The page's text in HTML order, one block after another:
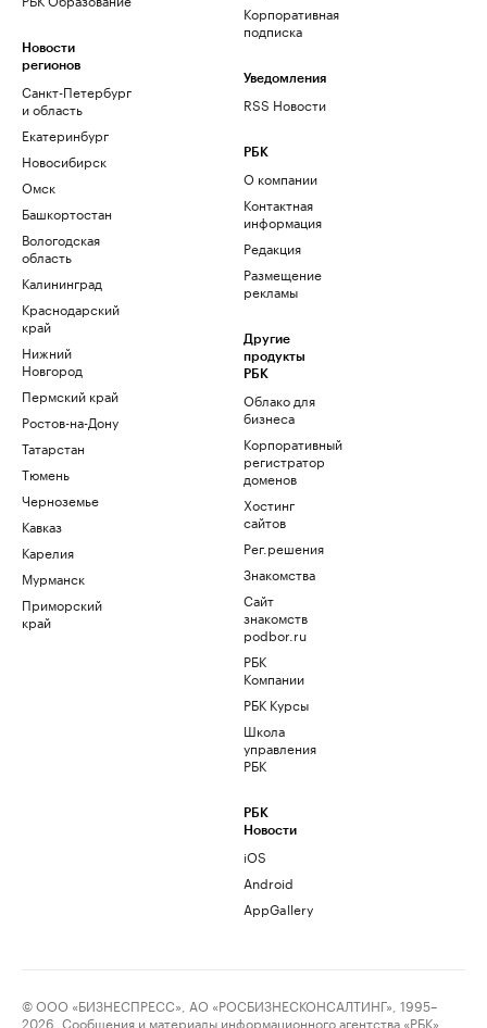
Новости
регионов
Санкт-Петербург
и область
Екатеринбург
Новосибирск
Омск
Башкортостан
Вологодская
область
Калининград
Краснодарский
край
Нижний
Новгород
Пермский край
Ростов-на-Дону
Татарстан
Тюмень
Черноземье
Кавказ
Карелия
Мурманск
Приморский
край
Корпоративная
подписка
Уведомления
RSS Новости
РБК
О компании
Контактная
информация
Редакция
Размещение
рекламы
Другие
продукты
РБК
Облако для
бизнеса
Корпоративный
регистратор
доменов
Хостинг
сайтов
Рег.решения
Знакомства
Сайт
знакомств
podbor.ru
РБК
Компании
РБК Курсы
Школа
управления
РБК
РБК
Новости
iOS
Android
AppGallery
© ООО «БИЗНЕСПРЕСС», АО «РОСБИЗНЕСКОНСАЛТИНГ», 1995–
2026. Сообщения и материалы информационного агентства «РБК»